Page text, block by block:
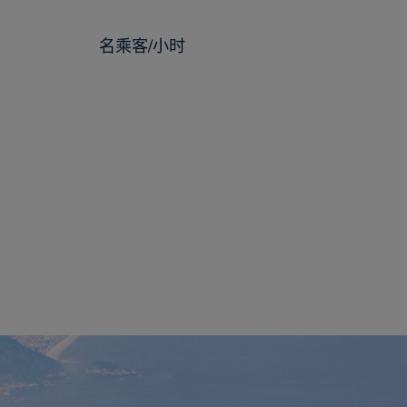
名乘客/小时